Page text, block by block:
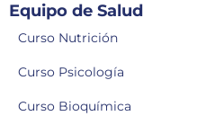
Equipo de Salud
Curso Nutrición
Curso Psicología
Curso Bioquímica